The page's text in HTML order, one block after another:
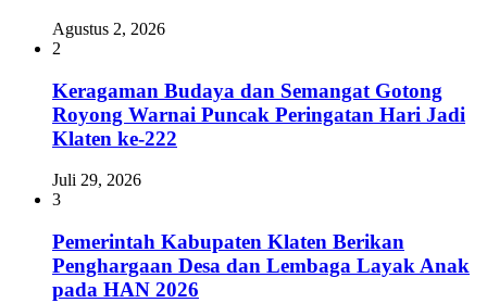
Agustus 2, 2026
2
Keragaman Budaya dan Semangat Gotong
Royong Warnai Puncak Peringatan Hari Jadi
Klaten ke-222
Juli 29, 2026
3
Pemerintah Kabupaten Klaten Berikan
Penghargaan Desa dan Lembaga Layak Anak
pada HAN 2026